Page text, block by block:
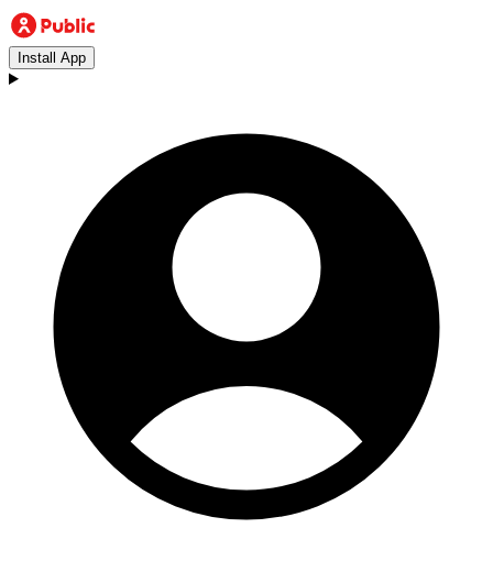
Install App